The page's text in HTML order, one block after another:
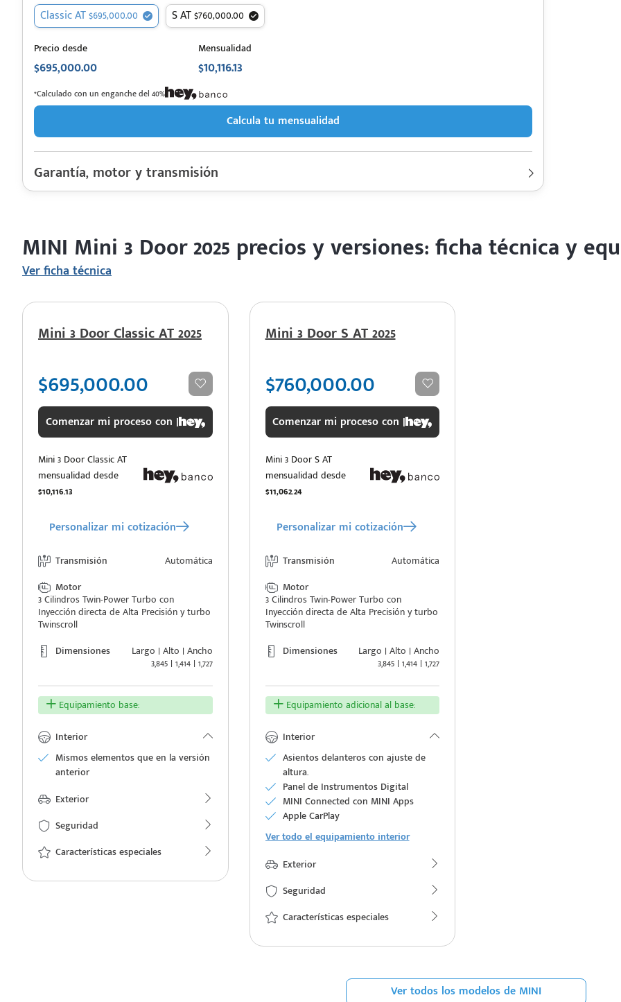
Classic AT $695,000.00 S AT $760,000.00
Precio desde
$695,000.00
Mensualidad
$10,116.13
*Calculado con un enganche del 40%
Calcula tu mensualidad
Garantía, motor y transmisión
Garantía
200,000 Km | 3 años
Último rediseño
Colores disponibles
MINI Mini 3 Door 2025 precios y versiones: ficha técnica y
Ver ficha técnica
Mini 3 Door Classic AT 2025
$695,000.00
Comenzar mi proceso con |
Mini 3 Door Classic AT
mensualidad desde
$10,116.13
Personalizar mi cotización
Transmisión
Automática
Motor
3 Cilindros Twin-Power Turbo con
Inyección directa de Alta Precisión y turbo
Twinscroll
Dimensiones
Largo | Alto | Ancho
3,845 | 1,414 | 1,727
Equipamiento base:
Interior
Mismos elementos que en la versión
anterior
Exterior
Seguridad
Características especiales
Mini 3 Door S AT 2025
$760,000.00
Comenzar mi proceso con |
Mini 3 Door S AT
mensualidad desde
$11,062.24
Personalizar mi cotización
Transmisión
Automática
Motor
3 Cilindros Twin-Power Turbo con
Inyección directa de Alta Precisión y turbo
Twinscroll
Dimensiones
Largo | Alto | Ancho
3,845 | 1,414 | 1,727
Equipamiento adicional al base:
Interior
Asientos delanteros con ajuste de
altura.
Panel de Instrumentos Digital
MINI Connected con MINI Apps
Apple CarPlay
Ver todo el equipamiento interior
Exterior
Seguridad
Características especiales
Ver todos los modelos de MINI
más